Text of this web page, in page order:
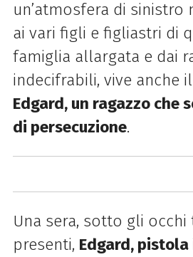
un’atmosfera di sinistro
ai vari figli e figliastri di
famiglia allargata e dai
indecifrabili, vive anche
Edgard, un ragazzo che
di persecuzione.
Una sera, sotto gli occhi
presenti, Edgard, pistola